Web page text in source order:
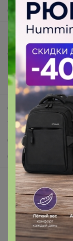
О нас
Все
Анонсы
Новости
Поддержка
Самое выгодное
Хиты продаж
Самое желанное
Самое быстрое
Начать
Picabox.ru -
Розыгрыш -
Пульс нашего